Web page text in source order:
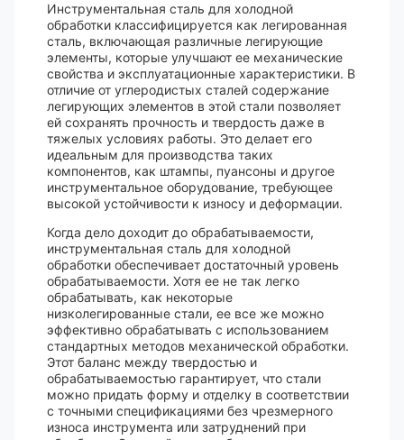
Инструментальная сталь для холодной
обработки классифицируется как легированная
сталь, включающая различные легирующие
элементы, которые улучшают ее механические
свойства и эксплуатационные характеристики. В
отличие от углеродистых сталей содержание
легирующих элементов в этой стали позволяет
ей сохранять прочность и твердость даже в
тяжелых условиях работы. Это делает его
идеальным для производства таких
компонентов, как штампы, пуансоны и другое
инструментальное оборудование, требующее
высокой устойчивости к износу и деформации.
Когда дело доходит до обрабатываемости,
инструментальная сталь для холодной
обработки обеспечивает достаточный уровень
обрабатываемости. Хотя ее не так легко
обрабатывать, как некоторые
низколегированные стали, ее все же можно
эффективно обрабатывать с использованием
стандартных методов механической обработки.
Этот баланс между твердостью и
обрабатываемостью гарантирует, что стали
можно придать форму и отделку в соответствии
с точными спецификациями без чрезмерного
износа инструмента или затруднений при